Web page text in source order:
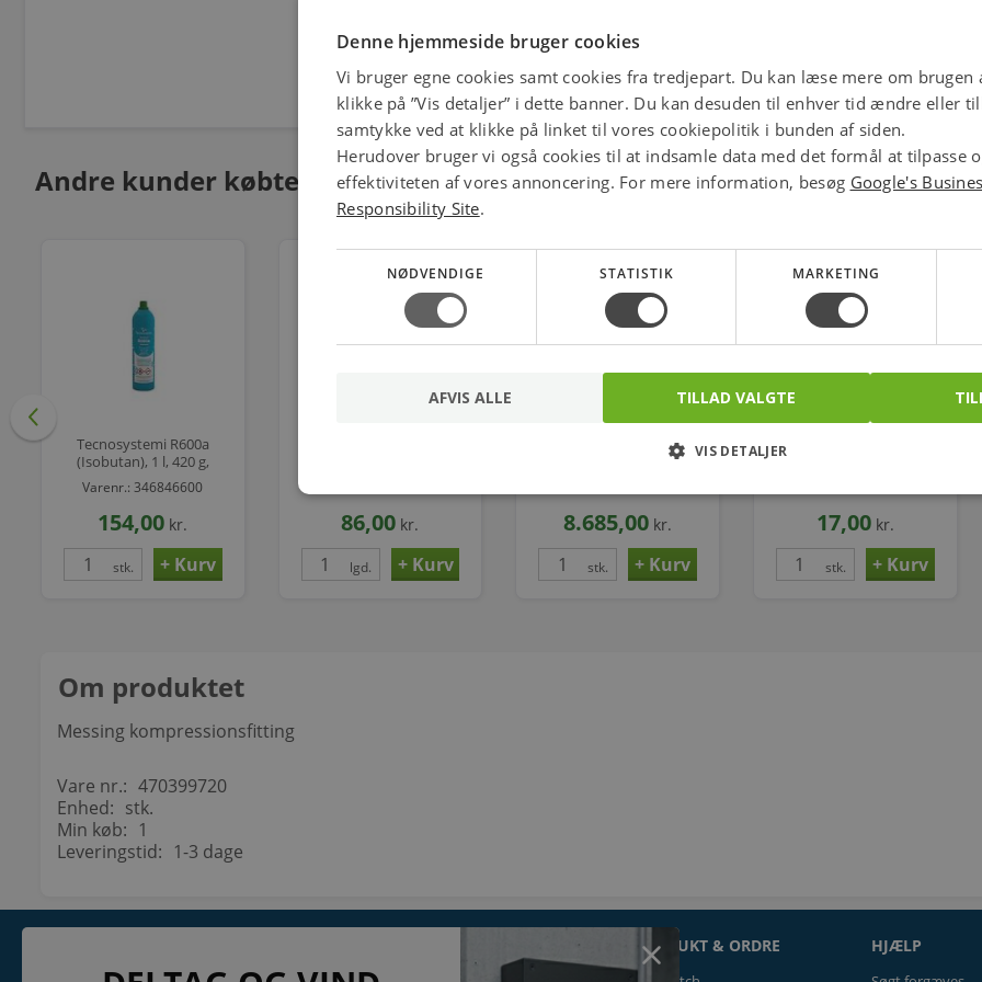
4.1
Andre kunder købte også
Tecnosystemi R600a
(Isobutan), 1 l, 420 g,
naturligt kølemiddel,
ODP 0, GWP 3, UN 1969,
engangsflaske
Varenr.: 346846600
154,00 kr.
stk.
mm
86,00 kr.
lgd.
Vaillant eloBlock VE9 el-
kedel, væghængt. 9kW
8.685,00 kr.
stk.
Bruseslange 2000 mm
17,00 kr.
stk.
Om produktet
Messing kompressionsfitting
Vare nr.: 470399720
Enhed: stk.
Min køb: 1
Leveringstid: 1-3 dage
PRODUKT & ORDRE HJÆLP
Denne hjemmeside bruger cookies
Vi bruger egne cookies samt cookies fra tredjepart. Du kan læse mere om brugen
klikke på ”Vis detaljer” i dette banner. Du kan desuden til enhver tid ændre eller
samtykke ved at klikke på linket til vores cookiepolitik i bunden af siden.
Herudover bruger vi også cookies til at indsamle data med det formål at tilpasse
effektiviteten af vores annoncering. For mere information, besøg Google's
Responsibility Site.
NØDVENDIGE STATISTIK MARKETING
TILLAD VALGTE
AFVIS ALLE
VIS DETALJER